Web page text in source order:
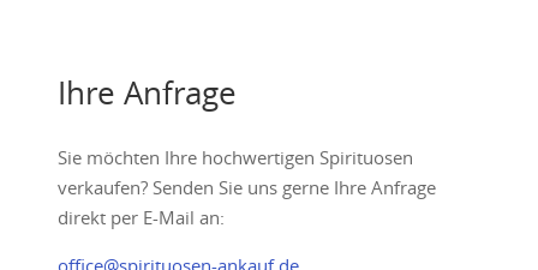
Ihre Anfrage
Sie möchten Ihre hochwertigen Spirituosen
verkaufen? Senden Sie uns gerne Ihre Anfrage
direkt per E-Mail an:
office@spirituosen-ankauf.de